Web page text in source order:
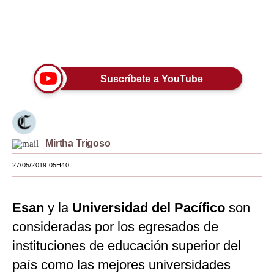
Pregunta de hoy
Tendencias
Lujo
Viajes
Estilos
Mundo
EEUU
Suscríbete a YouTube
Mirtha Trigoso
27/05/2019 05H40
Esan y la Universidad del Pacífico son
consideradas por los egresados de
instituciones de educación superior del
país como las mejores universidades